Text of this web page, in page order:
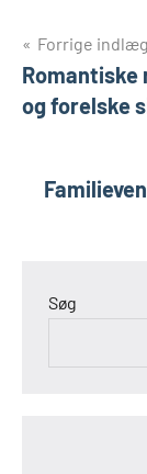
Forrige indlæg
Romantiske
og forelske
Søg